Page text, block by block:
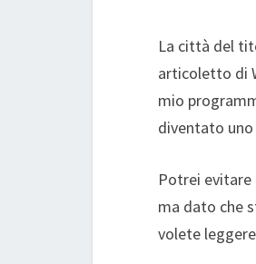
La città del
articoletto di
mio
diventato
Potrei evitare
ma dato che
volete